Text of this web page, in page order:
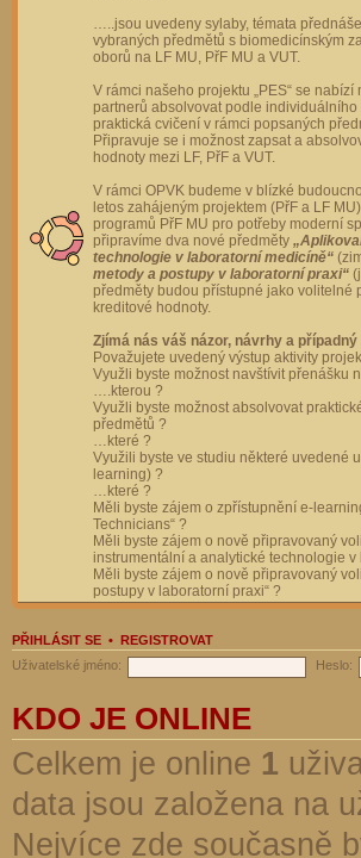
…..jsou uvedeny sylaby, témata
vybraných předmětů s biomedicínským
oborů na LF MU, PřF MU a VUT.
V rámci našeho projektu „PES“ se
partnerů absolvovat podle
praktická cvičení v rámci popsaných
Připravuje se i možnost zapsat a
hodnoty mezi LF, PřF a VUT.
V rámci OPVK budeme v blízké
letos zahájeným projektem (PřF a LF
programů PřF MU pro potřeby moderní
připravíme dva nové předměty
technologie v laboratorní medicíně“
metody a postupy v laboratorní praxi“
předměty budou přístupné jako volitelné
kreditové hodnoty.
Zjímá nás váš názor, návrhy a
Považujete uvedený výstup aktivity
Využli byste možnost navštívit přenášku
….kterou ?
Využli byste možnost absolvovat
předmětů ?
…které ?
Využili byste ve studiu některé uvedené
learning) ?
…které ?
Měli byste zájem o zpřístupnění e-
Technicians“ ?
Měli byste zájem o nově připravovaný
instrumentální a analytické technologie v
Měli byste zájem o nově připravovaný
postupy v laboratorní praxi“ ?
PŘIHLÁSIT SE • REGISTROVAT
Uživatelské jméno:
Heslo:
KDO JE ONLINE
Celkem je online 1
data jsou založena na
Nejvíce zde současně